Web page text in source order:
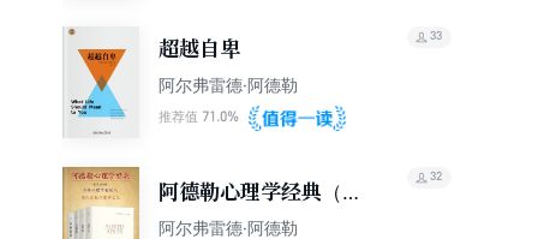
超越自卑
阿尔弗雷德·阿德勒
推荐值 71.0%
33
阿德勒心理学经典（套
装共4册）
阿尔弗雷德·阿德勒
32